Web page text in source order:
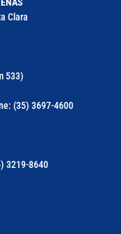
Clara
533)
(35) 3697-4600
3219-8640